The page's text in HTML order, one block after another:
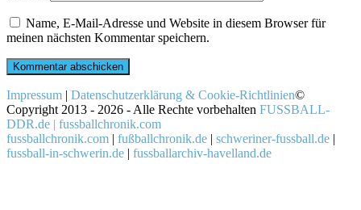
Name, E-Mail-Adresse und Website in diesem Browser für
meinen nächsten Kommentar speichern.
Impressum | Datenschutzerklärung & Cookie-Richtlinien©
Copyright 2013 - 2026 - Alle Rechte vorbehalten FUSSBALL-
DDR.de | fussballchronik.com
fussballchronik.com | fußballchronik.de | schweriner-fussball.de |
fussball-in-schwerin.de | fussballarchiv-havelland.de